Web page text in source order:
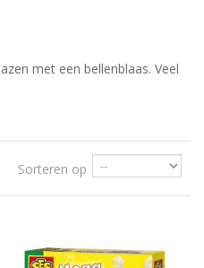
met een bellenblaas. Veel
Sorteren op